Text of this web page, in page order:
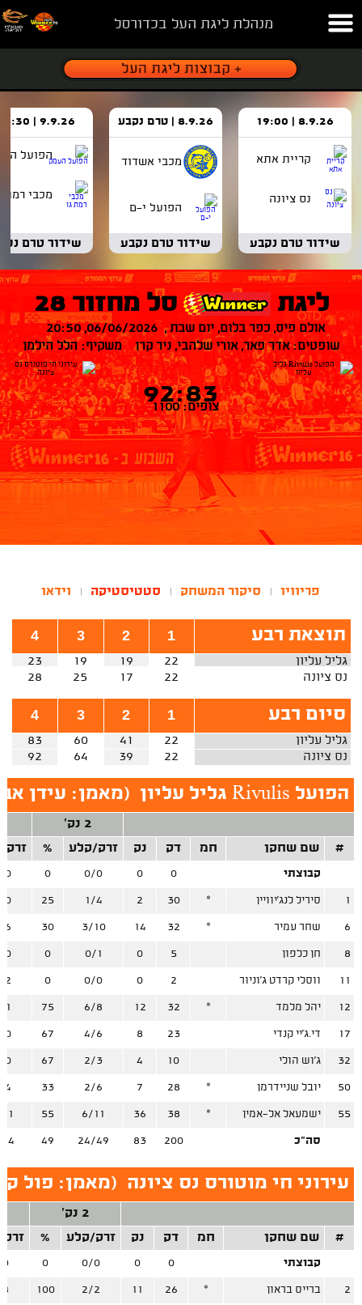
מנהלת ליגת העל בכדורסל
8.9.26 | 19:00
קריית אתא
נס ציונה
שידור טרם נקבע
8.9.26 | טרם נקבע
מכבי אשדוד
הפועל י-ם
שידור טרם נקבע
9.9.26 | 18:30
הפועל
מכבי רמת
שידור טרם
ליגת סל מחזור 28
אולם פיס, כפר בלום, יום שבת , 06/06/2026, 20:50
שופטים: אדר פאר, אורי שלהבי, ניר קרן משקיף: הלל הילמן
92:83
צופים: 1100
פריוויו סיקור המשחק סטטיסטיקה וידאו
תוצאת רבע 1
2
3
4
גליל עליון 22
19
19
23
נס ציונה
22
17
25
28
סיום רבע 1
2
3
4
גליל עליון 22
41
60
83
נס ציונה
22
39
64
92
הפועל Rivulis גליל עליון (מאמן: עידן
2 נק'
#
שם שחקן חמ דק נק זרק/קלע %
קבוצתי 0
0
0/0
0
0
1 סיריל לנג'יוויין *
30
2
1/4
25
0
6 שחר עמיר *
32
14
3/10
30
6
8 חן כלפון 5
0
0/1
0
0
11 ווסלי קרדט ג'וניור 2
0
0/0
0
2
12 יהל מלמד *
32
12
6/8
75
1
17 די.ג'יי קנדי 23
8
4/6
67
0
32 ג'וש הולי 10
4
2/3
67
0
50 יובל שניידרמן *
28
7
2/6
33
4
55 ישמעאל אל-אמין *
38
36
6/11
55
סה"כ 200
83
24/49
49
עירוני חי מוטורס נס ציונה (מאמן: פול
2 נק'
#
שם שחקן חמ דק נק זרק/קלע %
קבוצתי 0
0
0/0
0
2 ברייס בראון *
26
11
2/2
100